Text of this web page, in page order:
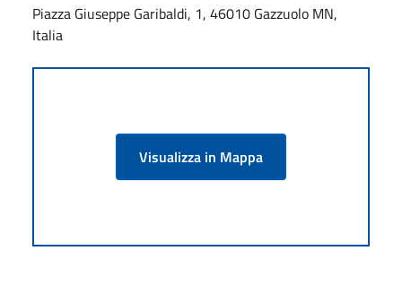
Piazza Giuseppe Garibaldi, 1, 46010 Gazzuolo MN,
Italia
Visualizza in Mappa